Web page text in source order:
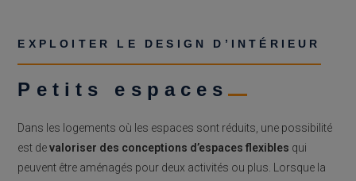
EXPLOITER LE DESIGN D’INTÉRIEUR
Petits espaces
Dans les logements où les espaces sont réduits, une possibilité
est devaloriser des conceptions d’espaces flexibles qui
peuvent être aménagés pour deux activités ou plus. Lorsque la